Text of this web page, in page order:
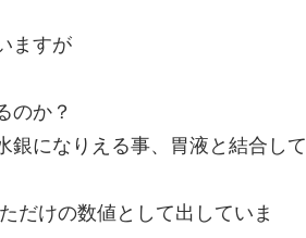
ますが
のか？
銀になりえる事、胃液と結合して
だけの数値として出していま